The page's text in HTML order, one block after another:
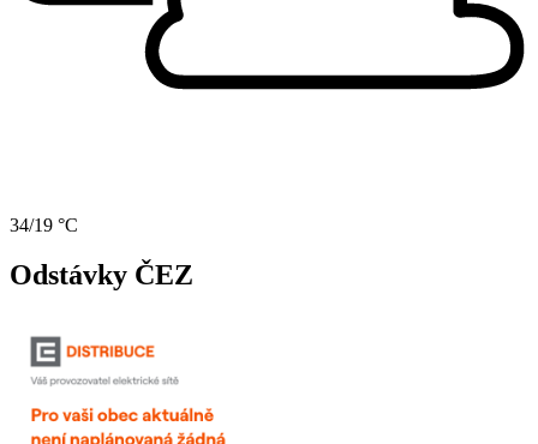
34/19 °C
Odstávky ČEZ